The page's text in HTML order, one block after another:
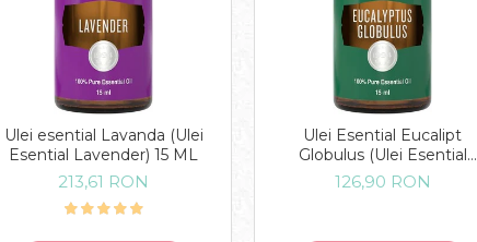
Ulei esential Lavanda (Ulei
Esential Lavender) 15 ML
213,61 RON
Ulei Esential Eucalipt
Globulus (Ulei Esential
Eucalyptus Globulus) 15 ML
126,90 RON